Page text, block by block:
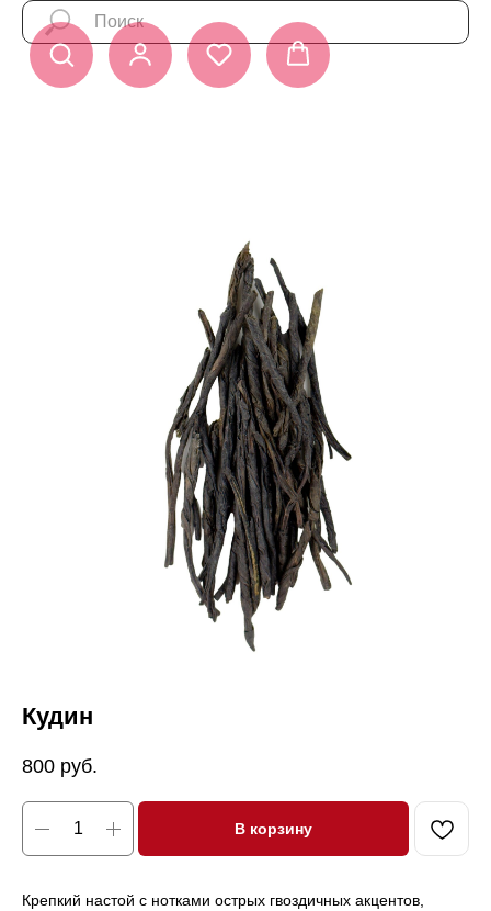
Кудин
800 руб.
В корзину
Крепкий настой с нотками острых гвоздичных акцентов,